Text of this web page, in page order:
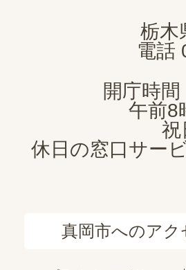
栃木
電話
開庁時
午前8
祝
休日の窓口サー
真岡市へのアク